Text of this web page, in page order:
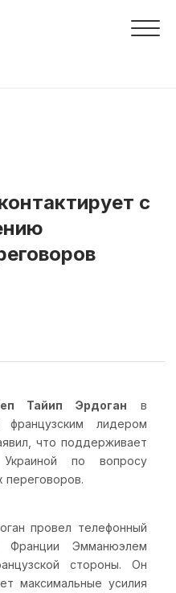
с
Тайип Эрдоган в
лидером
что поддерживает
по вопросу
переговоров.
провел телефонный
Франции Эмманюэлем
стороны. Он
максимальные усилия